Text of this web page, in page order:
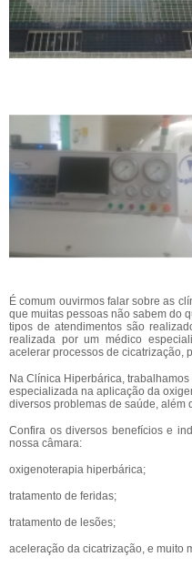
É comum ouvirmos falar sobre as
que muitas pessoas não sabem do
tipos de atendimentos são
realizada por um médico
acelerar processos de cicatrização,
Na Clínica Hiperbárica,
especializada na aplicação da
diversos problemas de saúde, além
Confira os diversos benefícios e
nossa câmara:
oxigenoterapia hiperbárica;
tratamento de feridas;
tratamento de lesões;
aceleração da cicatrização, e muito